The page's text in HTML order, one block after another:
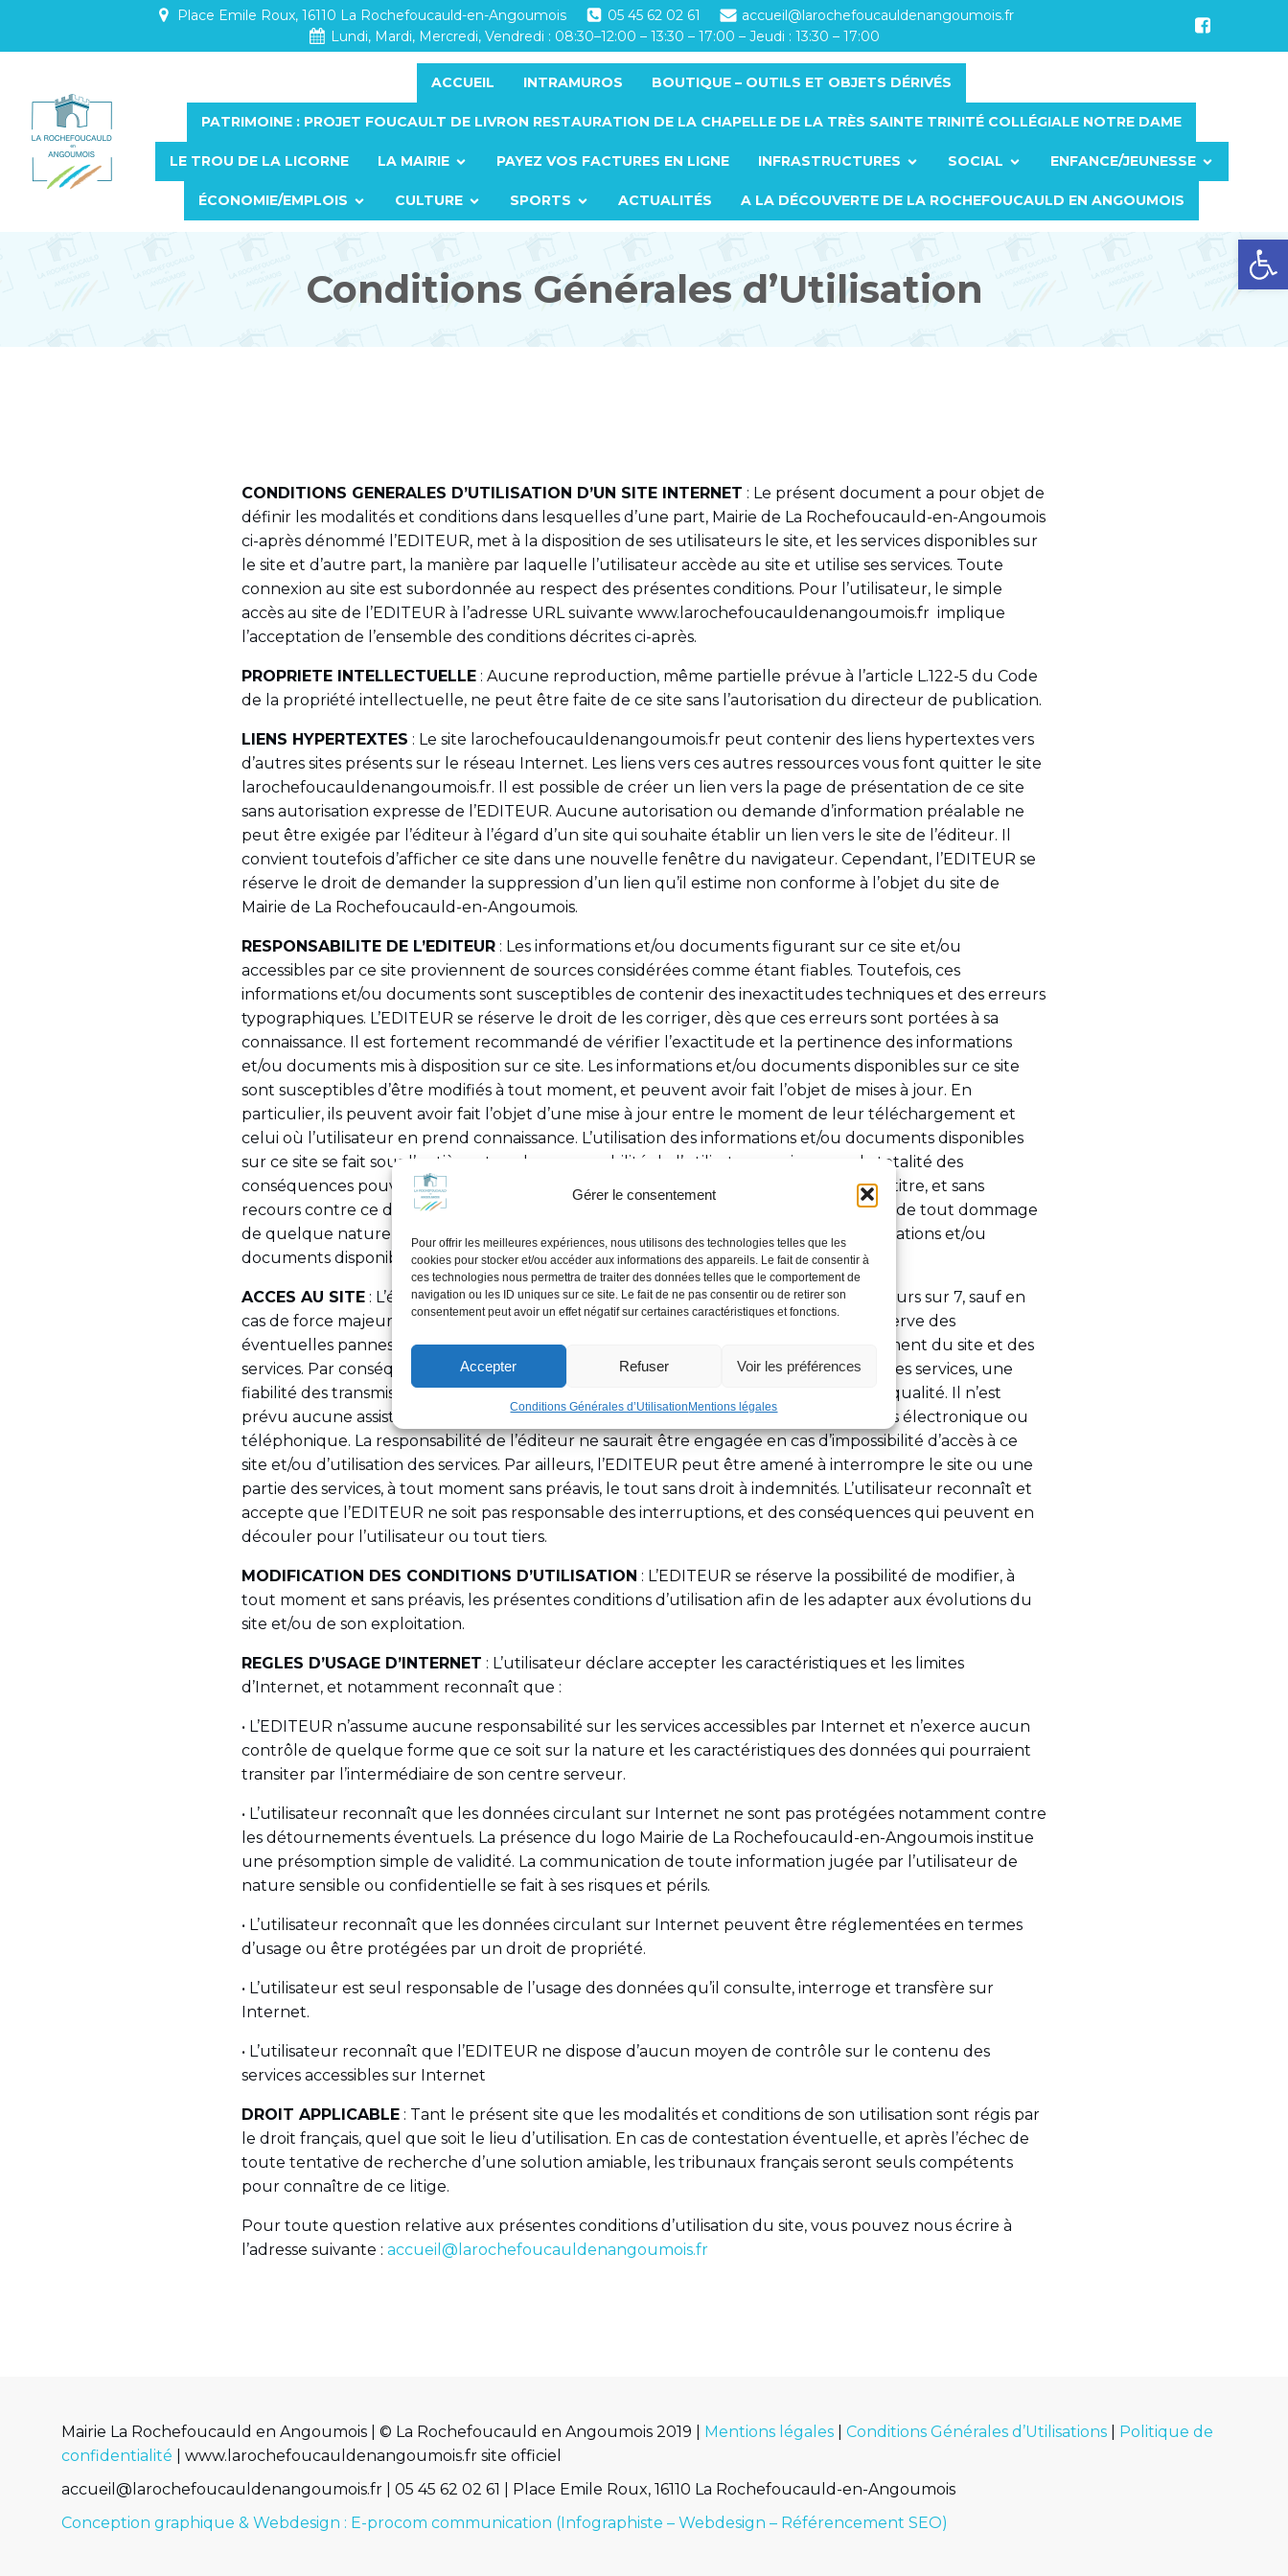
Ouvrir la barre d’outils
Gérer le consentement
Pour offrir les meilleures expériences, nous utilisons des technologies telles que les
cookies pour stocker et/ou accéder aux informations des appareils. Le fait de consentir à
ces technologies nous permettra de traiter des données telles que le comportement de
navigation ou les ID uniques sur ce site. Le fait de ne pas consentir ou de retirer son
consentement peut avoir un effet négatif sur certaines caractéristiques et fonctions.
Accepter Refuser Voir les préférences
Conditions Générales d’Utilisation Mentions légales
Place Emile Roux, 16110 La Rochefoucauld-en-Angoumois 05 45 62 02 61
accueil@larochefoucauldenangoumois.fr
Lundi, Mardi, Mercredi, Vendredi : 08:30–12:00 – 13:30 – 17:00 – Jeudi : 13:30 – 17:00
ACCUEIL INTRAMUROS BOUTIQUE – OUTILS ET OBJETS DÉRIVÉS
PATRIMOINE : PROJET FOUCAULT DE LIVRON RESTAURATION DE LA CHAPELLE DE LA TRÈS SAINTE TRINITÉ COLLÉGIALE NOTRE DAME
LE TROU DE LA LICORNE LA MAIRIE PAYEZ VOS FACTURES EN LIGNE INFRASTRUCTURES SOCIAL ENFANCE/JEUNESSE
ÉCONOMIE/EMPLOIS CULTURE SPORTS ACTUALITÉS A LA DÉCOUVERTE DE LA ROCHEFOUCAULD EN ANGOUMOIS
Conditions Générales d’Utilisation
CONDITIONS GENERALES D’UTILISATION D’UN SITE INTERNET : Le présent document a pour objet de
définir les modalités et conditions dans lesquelles d’une part, Mairie de La Rochefoucauld-en-Angoumois
ci-après dénommé l’EDITEUR, met à la disposition de ses utilisateurs le site, et les services disponibles sur
le site et d’autre part, la manière par laquelle l’utilisateur accède au site et utilise ses services. Toute
connexion au site est subordonnée au respect des présentes conditions. Pour l’utilisateur, le simple
accès au site de l’EDITEUR à l’adresse URL suivante www.larochefoucauldenangoumois.fr implique
l’acceptation de l’ensemble des conditions décrites ci-après.
PROPRIETE INTELLECTUELLE : Aucune reproduction, même partielle prévue à l’article L.122-5 du Code
de la propriété intellectuelle, ne peut être faite de ce site sans l’autorisation du directeur de publication.
LIENS HYPERTEXTES : Le site larochefoucauldenangoumois.fr peut contenir des liens hypertextes vers
d’autres sites présents sur le réseau Internet. Les liens vers ces autres ressources vous font quitter le site
larochefoucauldenangoumois.fr. Il est possible de créer un lien vers la page de présentation de ce site
sans autorisation expresse de l’EDITEUR. Aucune autorisation ou demande d’information préalable ne
peut être exigée par l’éditeur à l’égard d’un site qui souhaite établir un lien vers le site de l’éditeur. Il
convient toutefois d’afficher ce site dans une nouvelle fenêtre du navigateur. Cependant, l’EDITEUR se
réserve le droit de demander la suppression d’un lien qu’il estime non conforme à l’objet du site de
Mairie de La Rochefoucauld-en-Angoumois.
RESPONSABILITE DE L’EDITEUR : Les informations et/ou documents figurant sur ce site et/ou
accessibles par ce site proviennent de sources considérées comme étant fiables. Toutefois, ces
informations et/ou documents sont susceptibles de contenir des inexactitudes techniques et des erreurs
typographiques. L’EDITEUR se réserve le droit de les corriger, dès que ces erreurs sont portées à sa
connaissance. Il est fortement recommandé de vérifier l’exactitude et la pertinence des informations
et/ou documents mis à disposition sur ce site. Les informations et/ou documents disponibles sur ce site
sont susceptibles d’être modifiés à tout moment, et peuvent avoir fait l’objet de mises à jour. En
particulier, ils peuvent avoir fait l’objet d’une mise à jour entre le moment de leur téléchargement et
celui où l’utilisateur en prend connaissance. L’utilisation des informations et/ou documents disponibles
sur ce site se fait sous l’entière et seule responsabilité de l’utilisateur, qui assume la totalité des
conséquences pouvant en découler, sans que l’EDITEUR puisse être recherché à ce titre, et sans
recours contre ce dernier. L’EDITEUR ne pourra en aucun cas être tenu responsable de tout dommage
de quelque nature qu’il soit résultant de l’interprétation ou de l’utilisation des informations et/ou
documents disponibles sur ce site.
ACCES AU SITE : L’éditeur s’efforce de permettre l’accès au site 24 heures sur 24, 7 jours sur 7, sauf en
cas de force majeure ou d’un événement hors du contrôle de l’EDITEUR, et sous réserve des
éventuelles pannes et interventions de maintenance nécessaires au bon fonctionnement du site et des
services. Par conséquent, l’EDITEUR ne peut garantir une disponibilité du site et/ou des services, une
fiabilité des transmissions et des performances en terme de temps de réponse ou de qualité. Il n’est
prévu aucune assistance technique vis à vis de l’utilisateur que ce soit par des moyens électronique ou
téléphonique. La responsabilité de l’éditeur ne saurait être engagée en cas d’impossibilité d’accès à ce
site et/ou d’utilisation des services. Par ailleurs, l’EDITEUR peut être amené à interrompre le site ou une
partie des services, à tout moment sans préavis, le tout sans droit à indemnités. L’utilisateur reconnaît et
accepte que l’EDITEUR ne soit pas responsable des interruptions, et des conséquences qui peuvent en
découler pour l’utilisateur ou tout tiers.
MODIFICATION DES CONDITIONS D’UTILISATION : L’EDITEUR se réserve la possibilité de modifier, à
tout moment et sans préavis, les présentes conditions d’utilisation afin de les adapter aux évolutions du
site et/ou de son exploitation.
REGLES D’USAGE D’INTERNET : L’utilisateur déclare accepter les caractéristiques et les limites
d’Internet, et notamment reconnaît que :
• L’EDITEUR n’assume aucune responsabilité sur les services accessibles par Internet et n’exerce aucun
contrôle de quelque forme que ce soit sur la nature et les caractéristiques des données qui pourraient
transiter par l’intermédiaire de son centre serveur.
• L’utilisateur reconnaît que les données circulant sur Internet ne sont pas protégées notamment contre
les détournements éventuels. La présence du logo Mairie de La Rochefoucauld-en-Angoumois institue
une présomption simple de validité. La communication de toute information jugée par l’utilisateur de
nature sensible ou confidentielle se fait à ses risques et périls.
• L’utilisateur reconnaît que les données circulant sur Internet peuvent être réglementées en termes
d’usage ou être protégées par un droit de propriété.
• L’utilisateur est seul responsable de l’usage des données qu’il consulte, interroge et transfère sur
Internet.
• L’utilisateur reconnaît que l’EDITEUR ne dispose d’aucun moyen de contrôle sur le contenu des
services accessibles sur Internet
DROIT APPLICABLE : Tant le présent site que les modalités et conditions de son utilisation sont régis par
le droit français, quel que soit le lieu d’utilisation. En cas de contestation éventuelle, et après l’échec de
toute tentative de recherche d’une solution amiable, les tribunaux français seront seuls compétents
pour connaître de ce litige.
Pour toute question relative aux présentes conditions d’utilisation du site, vous pouvez nous écrire à
l’adresse suivante : accueil@larochefoucauldenangoumois.fr
Mairie La Rochefoucauld en Angoumois | © La Rochefoucauld en Angoumois 2019 | Mentions légales Conditions Générales d’Utilisations
Politique de
confidentialité | www.larochefoucauldenangoumois.fr site officiel
accueil@larochefoucauldenangoumois.fr | 05 45 62 02 61 | Place Emile Roux, 16110 La Rochefoucauld-en-Angoumois
Conception graphique & Webdesign : E-procom communication (Infographiste – Webdesign – Référencement SEO)